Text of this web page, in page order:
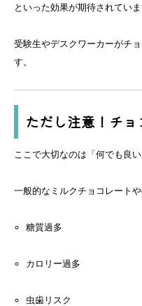
といった効果が期待されていま
受験生やデスクワーカーがチ
す。
ただし注意！チ
ここで大切なのは「何でも良
一般的なミルクチョコレート
糖質過多
カロリー過多
虫歯リスク